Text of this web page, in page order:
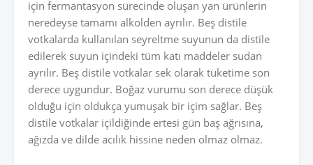
için fermantasyon sürecinde oluşan yan ürünlerin
neredeyse tamamı alkolden ayrılır. Beş distile
votkalarda kullanılan seyreltme suyunun da distile
edilerek suyun içindeki tüm katı maddeler sudan
ayrılır. Beş distile votkalar sek olarak tüketime son
derece uygundur. Boğaz vurumu son derece düşük
olduğu için oldukça yumuşak bir içim sağlar. Beş
distile votkalar içildiğinde ertesi gün baş ağrısına,
ağızda ve dilde acılık hissine neden olmaz olmaz.